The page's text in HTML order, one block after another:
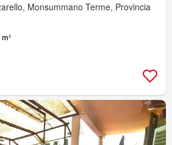
Monsummano Terme, Provincia